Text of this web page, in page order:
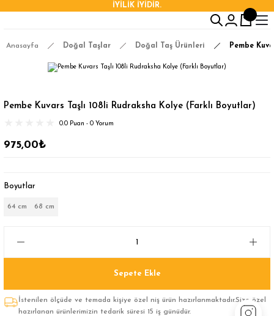
İYİLİK İYİDİR.
Anasayfa Doğal Taşlar Doğal Taş Ürünleri Pembe
Pembe Kuvars Taşlı 108li Rudraksha Kolye (Farklı Boyutlar)
0.0 Puan - 0 Yorum
975,00₺
Boyutlar
64 cm 68 cm
Sepete Ekle
İstenilen ölçüde ve temada kişiye özel niş ürün hazırlanmaktadır.Size özel
hazırlanan ürünlerimizin tedarik süresi 15 iş günüdür.